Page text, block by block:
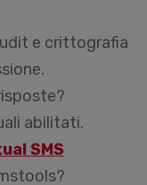
e crittografia
abilitati.
SMS